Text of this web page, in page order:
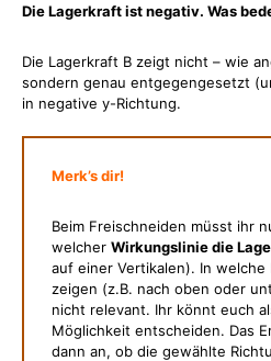
Die Lagerkraft ist negativ. Was
Die Lagerkraft B zeigt nicht – wie
sondern genau entgegengesetzt
in negative y-Richtung.
Merk’s dir!
Beim Freischneiden müsst ihr
welcher Wirkungslinie die
auf einer Vertikalen). In welche
zeigen (z.B. nach oben oder
nicht relevant. Ihr könnt euch
Möglichkeit entscheiden. Das
dann an, ob die gewählte